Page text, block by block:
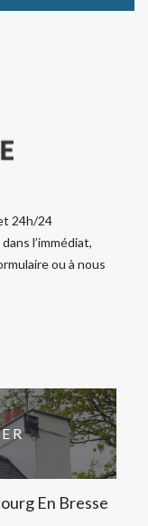
24h/24
l’immédiat,
ou à nous
En Bresse